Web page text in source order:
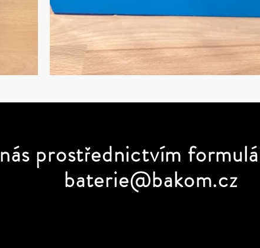
nás prostřednictvím
baterie@bakom.cz